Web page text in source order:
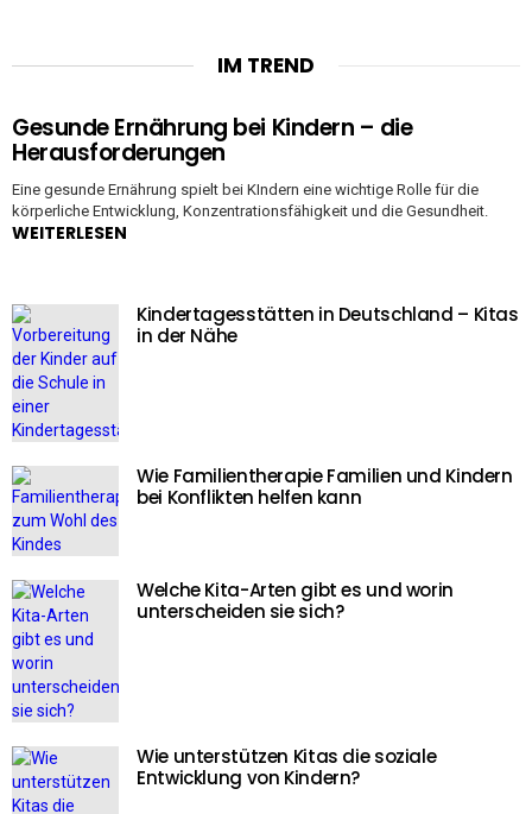
IM TREND
Gesunde Ernährung bei Kindern – die
Herausforderungen
Eine gesunde Ernährung spielt bei KIndern eine wichtige Rolle für die
körperliche Entwicklung, Konzentrationsfähigkeit und die Gesundheit.
WEITERLESEN
Kindertagesstätten in Deutschland – Kitas
in der Nähe
Wie Familientherapie Familien und Kindern
bei Konflikten helfen kann
Welche Kita-Arten gibt es und worin
unterscheiden sie sich?
Wie unterstützen Kitas die soziale
Entwicklung von Kindern?